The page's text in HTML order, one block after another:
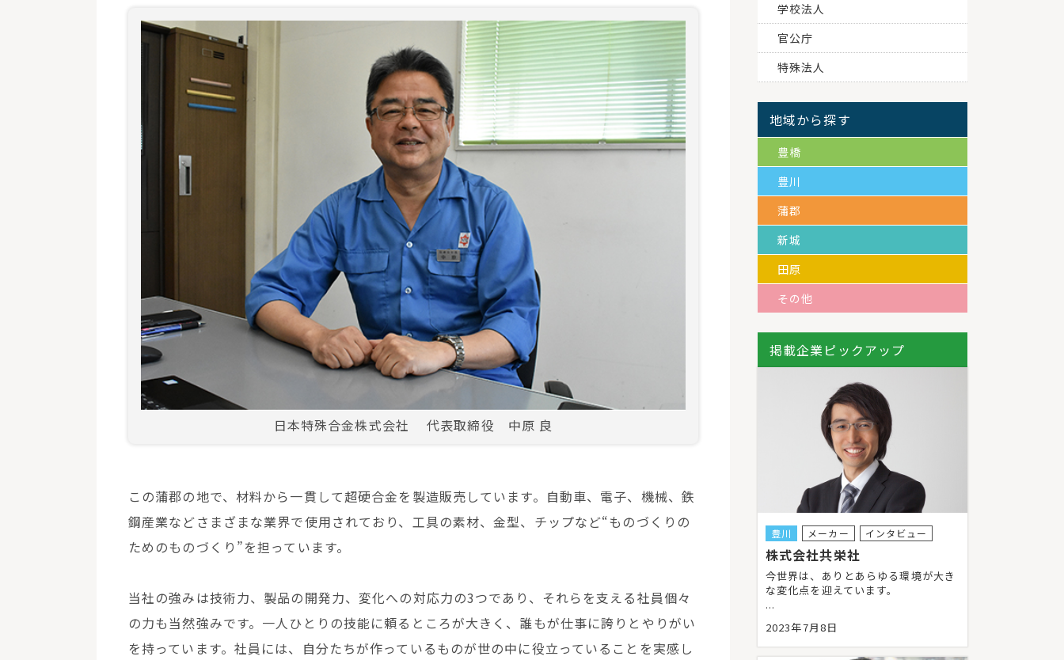
日本特殊合金株式会社 代表取締役 中原 良
この蒲郡の地で、材料から一貫して超硬合金を製造販売しています。自動車、電子、機械、鉄
鋼産業などさまざまな業界で使用されており、工具の素材、金型、チップなど“ものづくりの
ためのものづくり”を担っています。
当社の強みは技術力、製品の開発力、変化への対応力の3つであり、それらを支える社員個々
の力も当然強みです。一人ひとりの技能に頼るところが大きく、誰もが仕事に誇りとやりがい
を持っています。社員には、自分たちが作っているものが世の中に役立っていることを実感し
学校法人
官公庁
特殊法人
地域から探す
豊橋
豊川
蒲郡
新城
田原
その他
掲載企業ピックアップ
豊川 メーカー インタビュー
株式会社共栄社
今世界は、ありとあらゆる環境が大き
な変化点を迎えています。
...
2023年7月8日